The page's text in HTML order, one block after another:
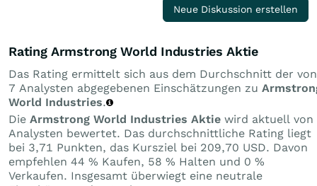
Neue Diskussion erstellen
Rating Armstrong World Industries Aktie
Das Rating ermittelt sich aus dem Durchschnitt der von
7 Analysten abgegebenen Einschätzungen zu
World Industries.
Die Armstrong World Industries Aktie wird aktuell von
Analysten bewertet. Das durchschnittliche Rating liegt
bei 3,71 Punkten, das Kursziel bei 209,70 USD. Davon
empfehlen 44 % Kaufen, 58 % Halten und 0 %
Verkaufen. Insgesamt überwiegt eine neutrale